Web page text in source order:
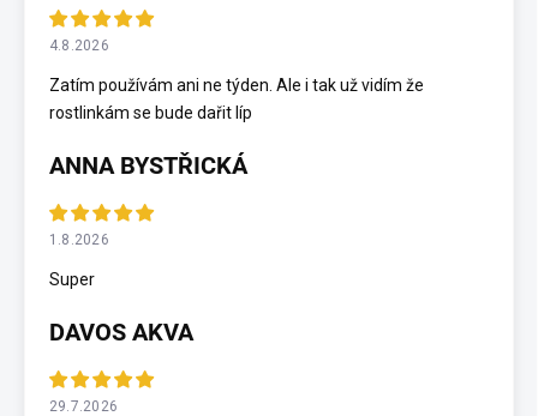
4.8.2026
Zatím používám ani ne týden. Ale i tak už vidím že
rostlinkám se bude dařit líp
ANNA BYSTŘICKÁ
1.8.2026
Super
DAVOS AKVA
29.7.2026